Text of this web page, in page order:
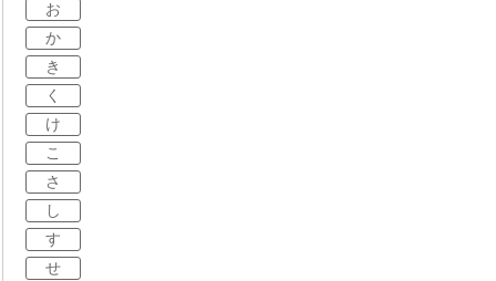
お
か
き
く
け
こ
さ
し
す
せ